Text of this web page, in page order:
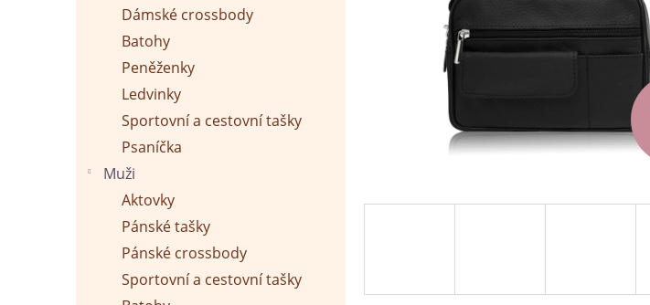
Dámské crossbody
Batohy
Peněženky
Ledvinky
Sportovní a cestovní tašky
Psaníčka
Muži
Aktovky
Pánské tašky
Pánské crossbody
Sportovní a cestovní tašky